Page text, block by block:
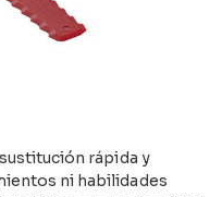
rápida y
ni habilidades